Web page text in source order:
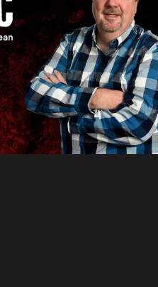
2026: le Parti québécois
d’asphaltage sur la route